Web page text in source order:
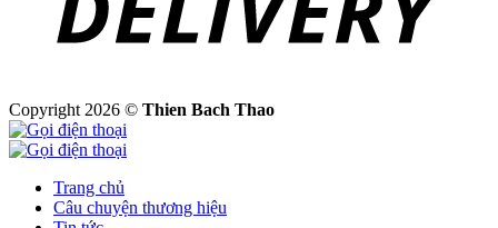
Copyright 2026 © Thien Bach Thao
Trang chủ
Câu chuyện thương hiệu